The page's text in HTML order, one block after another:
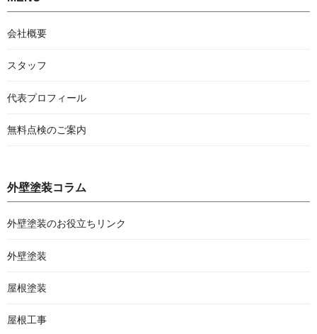
会社概要
スタッフ
代表プロフィール
無料点検のご案内
外壁塗装コラム
外壁塗装のお役立ちリンク
外壁塗装
屋根塗装
屋根工事